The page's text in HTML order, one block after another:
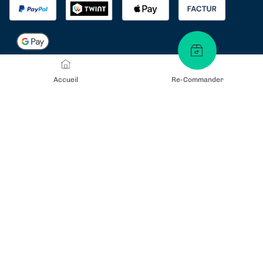
Accueil Re-Commander
Certificats